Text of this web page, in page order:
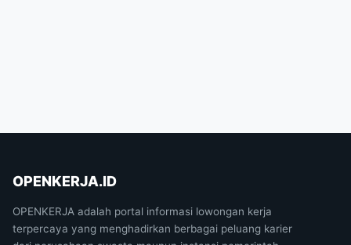
OPENKERJA.ID
OPENKERJA adalah portal informasi lowongan kerja
terpercaya yang menghadirkan berbagai peluang karier